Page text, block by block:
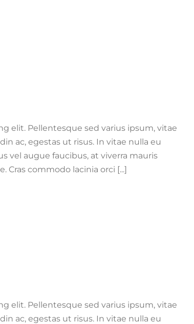
elit. Pellentesque sed varius ipsum, vitae
ac, egestas ut risus. In vitae nulla eu
vel augue faucibus, at viverra mauris
commodo lacinia orci [...]
elit. Pellentesque sed varius ipsum, vitae
ac, egestas ut risus. In vitae nulla eu